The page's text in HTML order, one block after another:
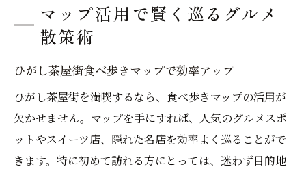
マップ活用で賢く巡るグルメ
散策術
ひがし茶屋街食べ歩きマップで効率アップ
ひがし茶屋街を満喫するなら、食べ歩きマップの活用が
欠かせません。マップを手にすれば、人気のグルメスポ
ットやスイーツ店、隠れた名店を効率よく巡ることがで
きます。特に初めて訪れる方にとっては、迷わず目的地